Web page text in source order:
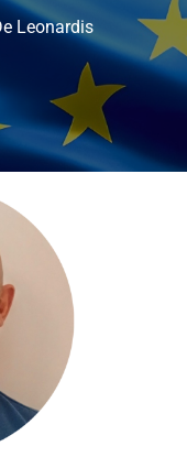
Leonardis